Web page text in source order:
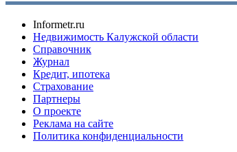
Informetr.ru
Недвижимость Калужской области
Справочник
Журнал
Кредит, ипотека
Страхование
Партнеры
O проекте
Реклама на сайте
Политика конфиденциальности